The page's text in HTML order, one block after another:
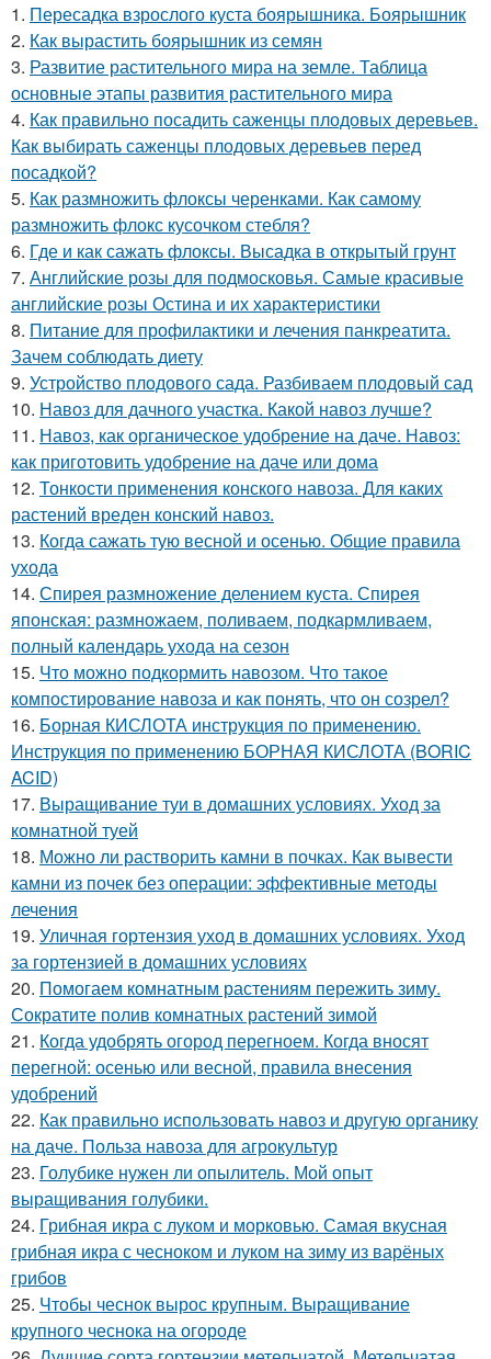
1. Пересадка взрослого куста боярышника. Боярышник
2. Как вырастить боярышник из семян
3. Развитие растительного мира на земле. Таблица
основные этапы развития растительного мира
4. Как правильно посадить саженцы плодовых деревьев.
Как выбирать саженцы плодовых деревьев перед
посадкой?
5. Как размножить флоксы черенками. Как самому
размножить флокс кусочком стебля?
6. Где и как сажать флоксы. Высадка в открытый грунт
7. Английские розы для подмосковья. Самые красивые
английские розы Остина и их характеристики
8. Питание для профилактики и лечения панкреатита.
Зачем соблюдать диету
9. Устройство плодового сада. Разбиваем плодовый сад
10. Навоз для дачного участка. Какой навоз лучше?
11. Навоз, как органическое удобрение на даче. Навоз:
как приготовить удобрение на даче или дома
12. Тонкости применения конского навоза. Для каких
растений вреден конский навоз.
13. Когда сажать тую весной и осенью. Общие правила
ухода
14. Спирея размножение делением куста. Спирея
японская: размножаем, поливаем, подкармливаем,
полный календарь ухода на сезон
15. Что можно подкормить навозом. Что такое
компостирование навоза и как понять, что он созрел?
16. Борная КИСЛОТА инструкция по применению.
Инструкция по применению БОРНАЯ КИСЛОТА (BORIC
ACID)
17. Выращивание туи в домашних условиях. Уход за
комнатной туей
18. Можно ли растворить камни в почках. Как вывести
камни из почек без операции: эффективные методы
лечения
19. Уличная гортензия уход в домашних условиях. Уход
за гортензией в домашних условиях
20. Помогаем комнатным растениям пережить зиму.
Сократите полив комнатных растений зимой
21. Когда удобрять огород перегноем. Когда вносят
перегной: осенью или весной, правила внесения
удобрений
22. Как правильно использовать навоз и другую органику
на даче. Польза навоза для агрокультур
23. Голубике нужен ли опылитель. Мой опыт
выращивания голубики.
24. Грибная икра с луком и морковью. Самая вкусная
грибная икра с чесноком и луком на зиму из варёных
грибов
25. Чтобы чеснок вырос крупным. Выращивание
крупного чеснока на огороде